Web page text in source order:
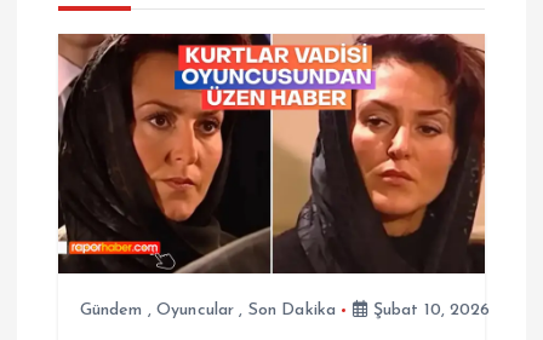
z
n
m
e
Gündem ,Oyuncular , Son Dakika Şubat 10, 2026